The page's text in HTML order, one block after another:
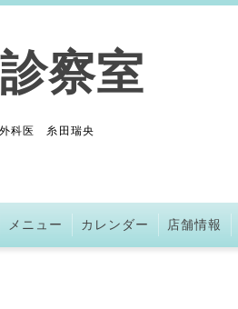
診察室
科医 糸田瑞央
メニュー カレンダー 店舗情報